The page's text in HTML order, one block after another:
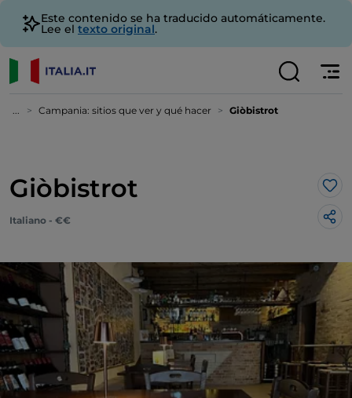
Este contenido se ha traducido automáticamente.
Lee el texto original.
... Campania: sitios que ver y qué hacer Giòbistrot
Giòbistrot Me
Italiano - €€